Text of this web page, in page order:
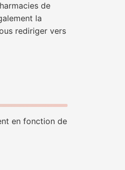
de
la
rediriger vers
en fonction de